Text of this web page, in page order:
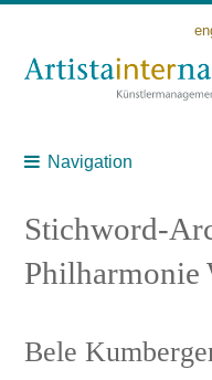
Navigation
Stichword-
Philharmonie
Bele